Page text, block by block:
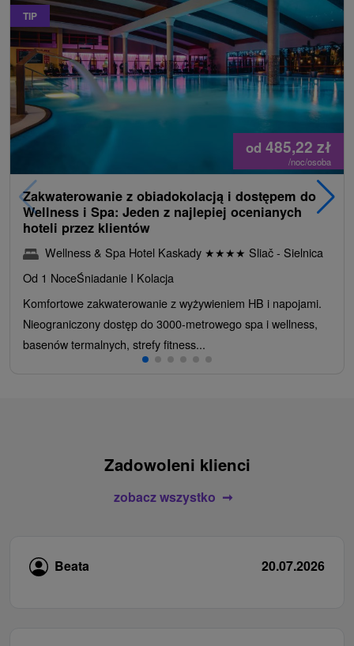
TIP
od 485,22 zł
/noc/osoba
Zakwaterowanie z obiadokolacją i dostępem do
Wellness i Spa: Jeden z najlepiej ocenianych
hoteli przez klientów
Wellness & Spa Hotel Kaskady ★★★★ Sliač - Sielnica
Od 1 NoceŚniadanie I Kolacja
Komfortowe zakwaterowanie z wyżywieniem HB i napojami.
Nieograniczony dostęp do 3000-metrowego spa i wellness,
basenów termalnych, strefy fitness...
Zadowoleni klienci
zobacz wszystko
Beata 20.07.2026